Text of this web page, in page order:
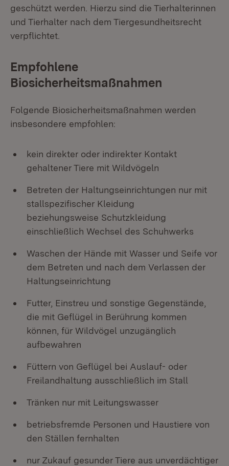
geschützt werden. Hierzu sind die Tierhalterinnen
und Tierhalter nach dem Tiergesundheitsrecht
verpflichtet.
Empfohlene
Biosicherheitsmaßnahmen
Folgende Biosicherheitsmaßnahmen werden
insbesondere empfohlen:
kein direkter oder indirekter Kontakt
gehaltener Tiere mit Wildvögeln
Betreten der Haltungseinrichtungen nur mit
stallspezifischer Kleidung
beziehungsweise Schutzkleidung
einschließlich Wechsel des Schuhwerks
Waschen der Hände mit Wasser und Seife vor
dem Betreten und nach dem Verlassen der
Haltungseinrichtung
Futter, Einstreu und sonstige Gegenstände,
die mit Geflügel in Berührung kommen
können, für Wildvögel unzugänglich
aufbewahren
Füttern von Geflügel bei Auslauf- oder
Freilandhaltung ausschließlich im Stall
Tränken nur mit Leitungswasser
betriebsfremde Personen und Haustiere von
den Ställen fernhalten
nur Zukauf gesunder Tiere aus unverdächtiger